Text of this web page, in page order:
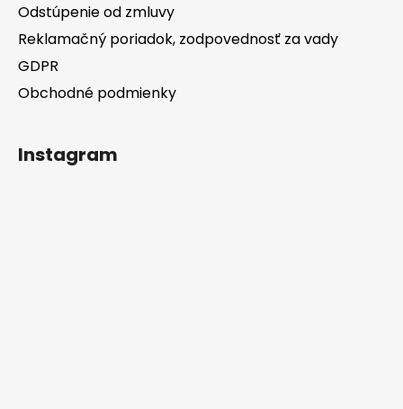
Odstúpenie od zmluvy
Reklamačný poriadok, zodpovednosť za vady
GDPR
Obchodné podmienky
Instagram